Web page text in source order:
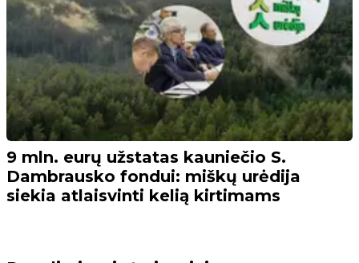
9 mln. eurų užstatas kauniečio S.
Dambrausko fondui: miškų urėdija
siekia atlaisvinti kelią kirtimams